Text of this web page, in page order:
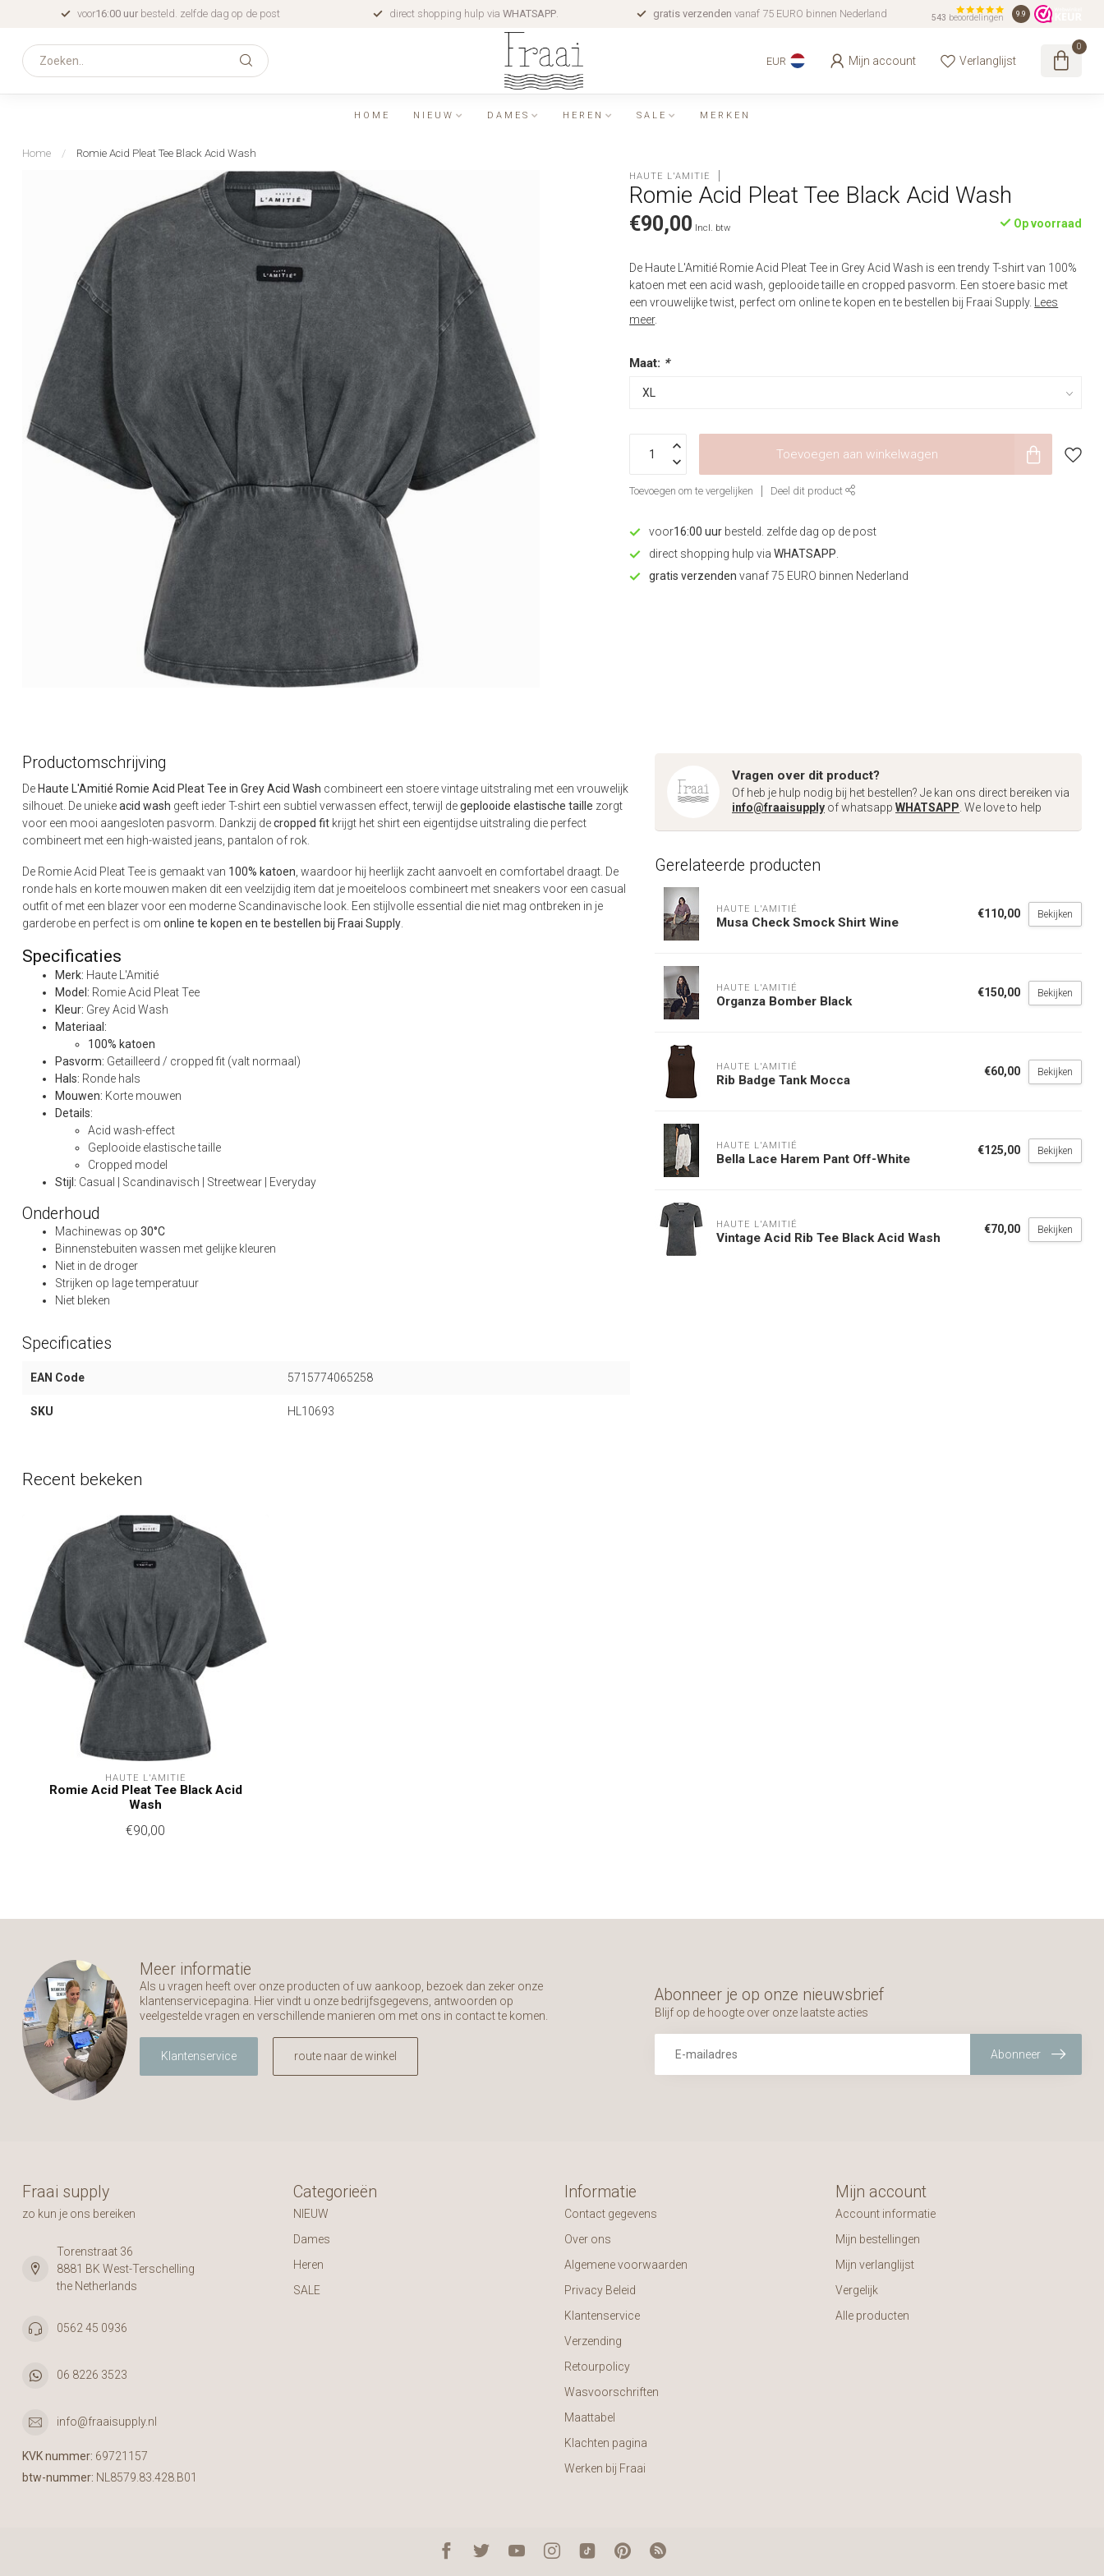
voor16:00 uur besteld. zelfde dag op de post direct shopping hulp via WHATSAPP. gratis verzenden vanaf 75 EURO binnen Nederland 543 beoordelingen 9.9
EUR Mijn account Verlanglijst
0
HOME NIEUW DAMES HEREN SALE MERKEN
Home / Romie Acid Pleat Tee Black Acid Wash
HAUTE L'AMITIÉ
Romie Acid Pleat Tee Black Acid Wash
€90,00 Incl. btw Op voorraad
De Haute L'Amitié Romie Acid Pleat Tee in Grey Acid Wash is een trendy T-shirt van 100%
katoen met een acid wash, geplooide taille en cropped pasvorm. Een stoere basic met
een vrouwelijke twist, perfect om online te kopen en te bestellen bij Fraai Supply.
Lees
meer.
Maat: *
Toevoegen aan winkelwagen
Toevoegen om te vergelijken Deel dit product
voor16:00 uur besteld. zelfde dag op de post
direct shopping hulp viaWHATSAPP
gratis verzenden vanaf 75 EURO binnen Nederland
Productomschrijving
De Haute L'Amitié Romie Acid Pleat Tee in Grey Acid Wash combineert een stoere vintage uitstraling met een vrouwelijk
silhouet. De uniekeacid wash geeft ieder T-shirt een subtiel verwassen effect, terwijl degeplooide elastische taille zorgt
voor een mooi aangesloten pasvorm. Dankzij decropped fit krijgt het shirt een eigentijdse uitstraling die perfect
combineert met een high-waisted jeans, pantalon of rok.
De Romie Acid Pleat Tee is gemaakt van 100% katoen , waardoor hij heerlijk zacht aanvoelt en comfortabel draagt. De
ronde hals en korte mouwen maken dit een veelzijdig item dat je moeiteloos combineert met sneakers voor een casual
outfit of met een blazer voor een moderne Scandinavische look. Een stijlvolle essential die niet mag ontbreken in je
garderobe en perfect is om online te kopen en te bestellen bij Fraai Supply
Specificaties
Merk: Haute L'Amitié
Model: Romie Acid Pleat Tee
Kleur: Grey Acid Wash
Materiaal:
100% katoen
Pasvorm: Getailleerd / cropped fit (valt normaal)
Hals: Ronde hals
Mouwen: Korte mouwen
Details:
Acid wash-effect
Geplooide elastische taille
Cropped model
Stijl: Casual | Scandinavisch | Streetwear | Everyday
Onderhoud
Machinewas op 30°C
Binnenstebuiten wassen met gelijke kleuren
Niet in de droger
Strijken op lage temperatuur
Niet bleken
Specificaties
EAN Code 5715774065258
SKU HL10693
Vragen over dit product?
Of heb je hulp nodig bij het bestellen? Je kan ons direct bereiken via
info@fraaisupply of whatsapp WHATSAPP . We love to help
Gerelateerde producten
HAUTE L'AMITIÉ
Musa Check Smock Shirt Wine
€110,00 Bekijken
HAUTE L'AMITIÉ
Organza Bomber Black
€150,00 Bekijken
HAUTE L'AMITIÉ
Rib Badge Tank Mocca
€60,00 Bekijken
HAUTE L'AMITIÉ
Bella Lace Harem Pant Off-White
€125,00 Bekijken
HAUTE L'AMITIÉ
Vintage Acid Rib Tee Black Acid Wash
€70,00 Bekijken
Recent bekeken
HAUTE L'AMITIÉ
Romie Acid Pleat Tee Black Acid
Wash
€90,00
Meer informatie
Als u vragen heeft over onze producten of uw aankoop, bezoek dan zeker onze
klantenservicepagina. Hier vindt u onze bedrijfsgegevens, antwoorden op
veelgestelde vragen en verschillende manieren om met ons in contact te komen.
Klantenservice route naar de winkel
Abonneer je op onze nieuwsbrief
Blijf op de hoogte over onze laatste acties
Abonneer
Fraai supply
zo kun je ons bereiken
Torenstraat 36
8881 BK West-Terschelling
the Netherlands
0562 45 0936
06 8226 3523
info@fraaisupply.nl
KVK nummer: 69721157
btw-nummer: NL8579.83.428.B01
Categorieën
NIEUW
Dames
Heren
SALE
Informatie
Contact gegevens
Over ons
Algemene voorwaarden
Privacy Beleid
Klantenservice
Verzending
Retourpolicy
Wasvoorschriften
Maattabel
Klachten pagina
Werken bij Fraai
Mijn account
Account informatie
Mijn bestellingen
Mijn verlanglijst
Vergelijk
Alle producten